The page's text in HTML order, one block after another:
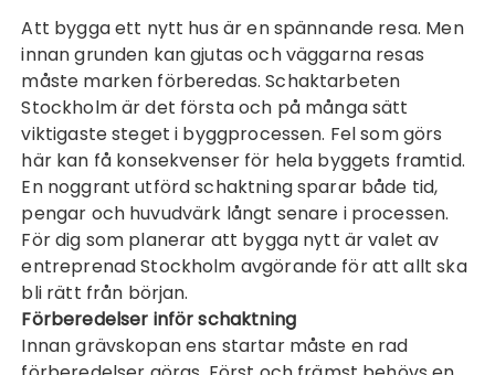
Att bygga ett nytt hus är en spännande resa. Men
innan grunden kan gjutas och väggarna resas
måste marken förberedas. Schaktarbeten
Stockholm är det första och på många sätt
viktigaste steget i byggprocessen. Fel som görs
här kan få konsekvenser för hela byggets framtid.
En noggrant utförd schaktning sparar både tid,
pengar och huvudvärk långt senare i processen.
För dig som planerar att bygga nytt är valet av
entreprenad Stockholm avgörande för att allt ska
bli rätt från början.
Förberedelser inför schaktning
Innan grävskopan ens startar måste en rad